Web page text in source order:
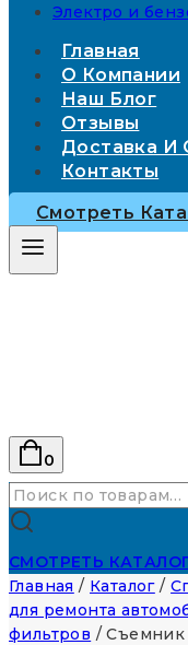
Электро и
Главная
О Компании
Наш Блог
Отзывы
Доставка И
Контакты
Смотреть
0
Искать:
СМОТРЕТЬ
Главная / Каталог /
для ремонта
фильтров / Съемник